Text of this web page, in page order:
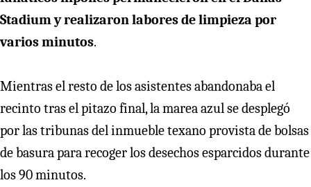
Stadium y realizaron labores de limpieza por
varios minutos.
Mientras el resto de los asistentes abandonaba el
recinto tras el pitazo final, la marea azul se desplegó
por las tribunas del inmueble texano provista de bolsas
de basura para recoger los desechos esparcidos durante
los 90 minutos.